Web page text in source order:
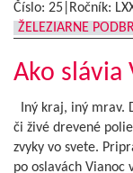
Číslo: 25|Ročník:
ŽELEZIARNE
Ako slávia
Iný kraj, iný mrav.
či živé drevené
zvyky vo svete.
po oslavách Vianoc